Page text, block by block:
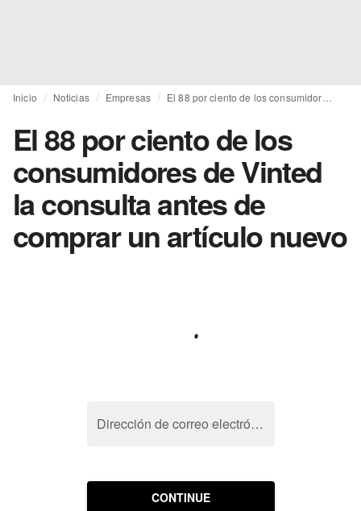
Inicio Noticias Empresas
El 88 por ciento de los
consumidores de Vinted
la consulta antes de
comprar un artículo nuevo
Dirección de correo electrónico
CONTINUE